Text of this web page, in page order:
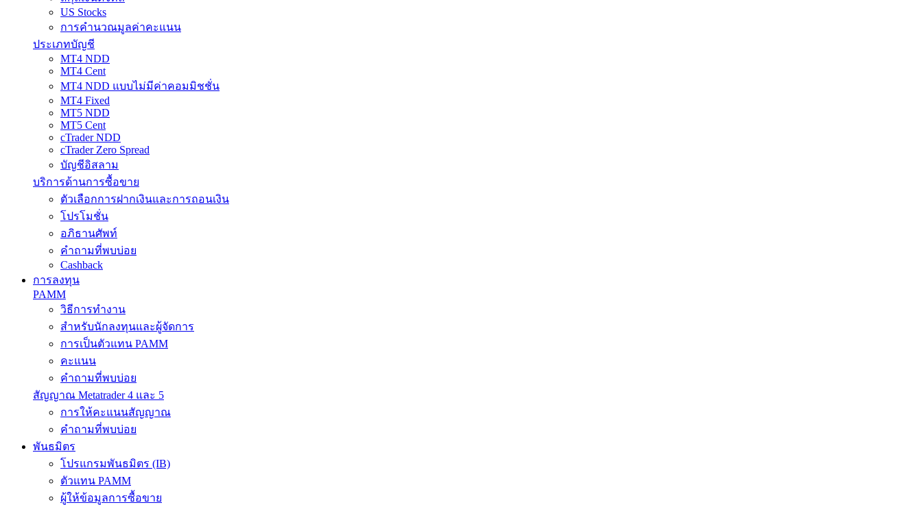
US Stocks
การคำนวณมูลค่าคะแนน
ประเภทบัญชี
MT4 NDD
MT4 Cent
MT4 NDD แบบไม่มีค่าคอมมิชชั่น
MT4 Fixed
MT5 NDD
MT5 Cent
cTrader NDD
cTrader Zero Spread
บัญชีอิสลาม
บริการด้านการซื้อขาย
ตัวเลือกการฝากเงินและการถอนเงิน
โปรโมชั่น
อภิธานศัพท์
คำถามที่พบบ่อย
Cashback
การลงทุน
PAMM
วิธีการทำงาน
สำหรับนักลงทุนและผู้จัดการ
การเป็นตัวแทน PAMM
คะแนน
คำถามที่พบบ่อย
สัญญาณ Metatrader 4 และ 5
การให้คะแนนสัญญาณ
คำถามที่พบบ่อย
พันธมิตร
โปรแกรมพันธมิตร (IB)
ตัวแทน PAMM
ผู้ให้ข้อมูลการซื้อขาย